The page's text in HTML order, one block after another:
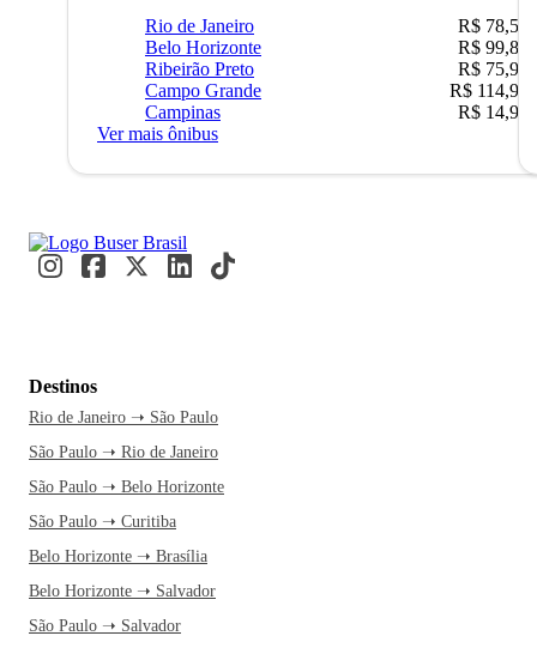
Rio de Janeiro
R$ 78,51
Belo Horizonte
R$ 99,89
Ribeirão Preto
R$ 75,90
Campo Grande
R$ 114,90
Campinas
R$ 14,90
Ver mais ônibus
Destinos
Rio de Janeiro ➝ São Paulo
São Paulo ➝ Rio de Janeiro
São Paulo ➝ Belo Horizonte
São Paulo ➝ Curitiba
Belo Horizonte ➝ Brasília
Belo Horizonte ➝ Salvador
São Paulo ➝ Salvador